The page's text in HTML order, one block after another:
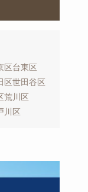
区台東区
区世田谷区
荒川区
川区